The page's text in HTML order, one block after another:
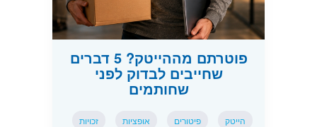
פוטרתם מההייטק? 5 דברים
שחייבים לבדוק לפני
שחותמים
הייטק פיטורים אופציות זכויות